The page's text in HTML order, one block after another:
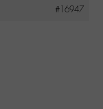
#16947